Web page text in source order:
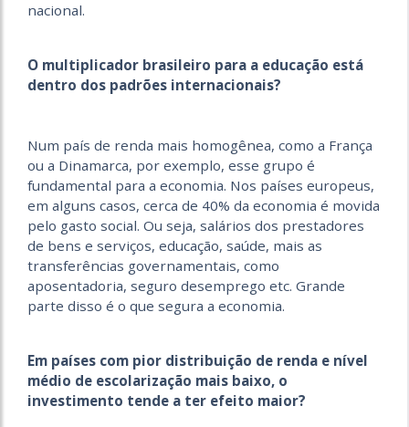
nacional.
O multiplicador brasileiro para a educação está
dentro dos padrões internacionais?
Num país de renda mais homogênea, como a França
ou a Dinamarca, por exemplo, esse grupo é
fundamental para a economia. Nos países europeus,
em alguns casos, cerca de 40% da economia é movida
pelo gasto social. Ou seja, salários dos prestadores
de bens e serviços, educação, saúde, mais as
transferências governamentais, como
aposentadoria, seguro desemprego etc. Grande
parte disso é o que segura a economia.
Em países com pior distribuição de renda e nível
médio de escolarização mais baixo, o
investimento tende a ter efeito maior?